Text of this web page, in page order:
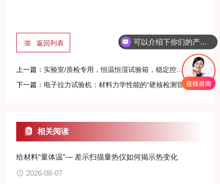
返回列表
上一篇： 实验室/质检专用，恒温恒湿试验箱，稳定控温护检测精准
下一篇： 电子拉力试验机：材料力学性能的“硬核检测官”
相关阅读
给材料“量体温”— 差示扫描量热仪如何揭示热变化
2026-08-07
可以介绍下你们的产品么？